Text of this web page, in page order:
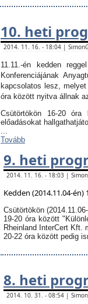
10. heti
2014. 11. 16. - 18:04 |
11.11.-én kedden
Konferenciájának
kapcsolatos lesz,
óra között nyitva állnak
Csütörtökön 16-20
előadásokat
...
Tovább
9. heti
2014. 11. 16. - 18:03 |
Kedden (2014.11.04-
Csütörtökön
19-20 óra között
Rheinland InterCert Kft.
20-22 óra között pedig
8. heti
2014. 10. 31. - 08:54 |